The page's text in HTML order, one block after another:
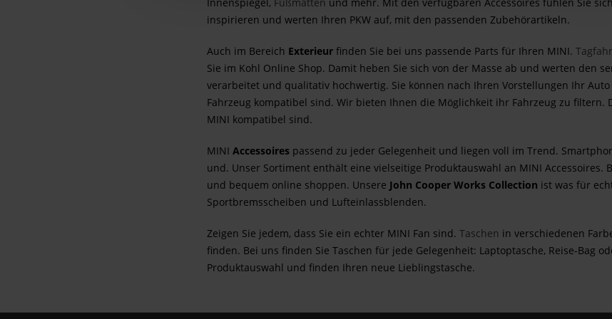
Innenspiegel, Fußmatten und mehr. Mit den verfügbaren Accessoires fühlen Sie
inspirieren und werten Ihren PKW auf, mit den passenden Zubehörartikeln.
Auch im Bereich Exterieur finden Sie bei uns passende Parts für Ihren MINI.
Sie im Kohl Online Shop. Damit heben Sie sich von der Masse ab und werten den
verarbeitet und qualitativ hochwertig. Sie können nach Ihren Vorstellungen Ihr
Fahrzeug kompatibel sind. Wir bieten Ihnen die Möglichkeit ihr Fahrzeug zu
MINI kompatibel sind.
MINI Accessoires passend zu jeder Gelegenheit und liegen voll im Trend.
und. Unser Sortiment enthält eine vielseitige Produktauswahl an MINI
und bequem online shoppen. Unsere John Cooper Works Collection ist was für
Sportbremsscheiben und Lufteinlassblenden.
Zeigen Sie jedem, dass Sie ein echter MINI Fan sind. Taschen in verschiedenen
finden. Bei uns finden Sie Taschen für jede Gelegenheit: Laptoptasche, Reise-Bag
Produktauswahl und finden Ihren neue Lieblingstasche.